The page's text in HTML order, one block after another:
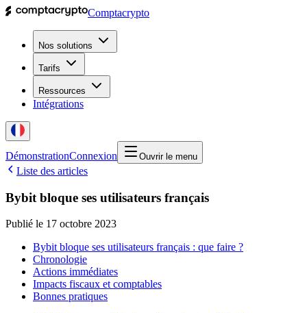
Comptacrypto
Nos solutions
Tarifs
Ressources
Intégrations
DémonstrationConnexion Ouvrir le menu
Liste des articles
Bybit bloque ses utilisateurs français
Publié le 17 octobre 2023
Bybit bloque ses utilisateurs français : que faire ?
Chronologie
Actions immédiates
Impacts fiscaux et comptables
Bonnes pratiques